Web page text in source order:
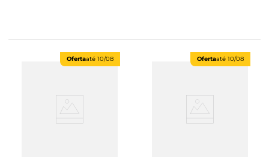
Ofertaaté 10/08 Ofertaaté 10/08